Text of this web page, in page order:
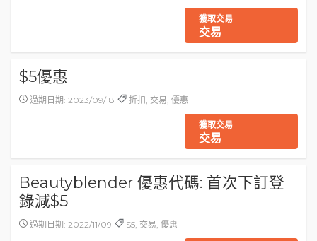
獲取交易
交易
$5優惠
過期日期: 2023/09/18 折扣, 交易, 優惠
獲取交易
交易
Beautyblender 優惠代碼: 首次下訂登
錄減$5
過期日期: 2022/11/09 $5, 交易, 優惠